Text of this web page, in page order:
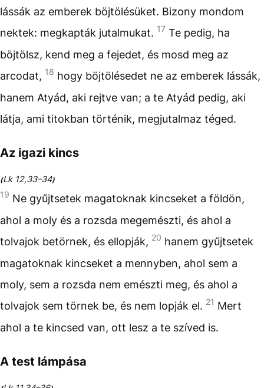
lássák az emberek böjtölésüket. Bizony mondom
nektek: megkapták jutalmukat. 17 Te pedig, ha
böjtölsz, kend meg a fejedet, és mosd meg az
arcodat, 18 hogy böjtölésedet ne az emberek lássák,
hanem Atyád, aki rejtve van; a te Atyád pedig, aki
látja, ami titokban történik, megjutalmaz téged.
Az igazi kincs
(Lk 12,33–34)
19 Ne gyűjtsetek magatoknak kincseket a földön,
ahol a moly és a rozsda megemészti, és ahol a
tolvajok betörnek, és ellopják, 20 hanem gyűjtsetek
magatoknak kincseket a mennyben, ahol sem a
moly, sem a rozsda nem emészti meg, és ahol a
tolvajok sem törnek be, és nem lopják el. 21 Mert
ahol a te kincsed van, ott lesz a te szíved is.
A test lámpása